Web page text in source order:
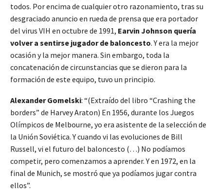
todos. Por encima de cualquier otro razonamiento, tras su
desgraciado anuncio en rueda de prensa que era portador
del virus VIH en octubre de 1991, Earvin Johnson quería
volver a sentirse jugador de baloncesto. Y era la mejor
ocasión y la mejor manera. Sin embargo, toda la
concatenación de circunstancias que se dieron para la
formación de este equipo, tuvo un principio.
Alexander Gomelski: “(Extraído del libro “Crashing the
borders” de Harvey Araton) En 1956, durante los Juegos
Olímpicos de Melbourne, yo era asistente de la selección de
la Unión Soviética. Y cuando vi las evoluciones de Bill
Russell, vi el futuro del baloncesto (…) No podíamos
competir, pero comenzamos a aprender. Y en 1972, en la
final de Munich, se mostró que ya podíamos jugar contra
ellos”.